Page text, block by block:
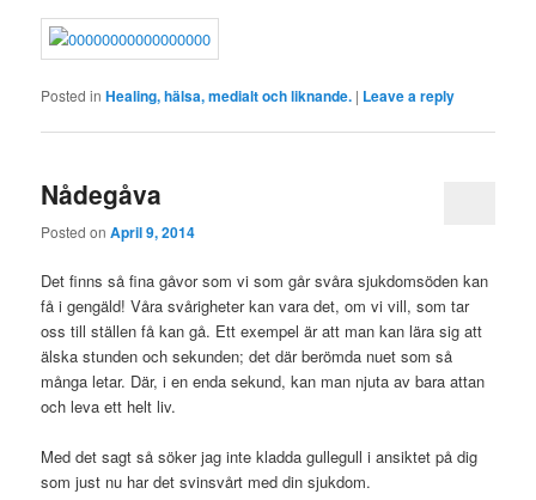
Posted in Healing, hälsa, medialt och liknande. | Leave a reply
Nådegåva
Posted onApril 9, 2014
Det finns så fina gåvor som vi som går svåra sjukdomsöden kan
få i gengäld! Våra svårigheter kan vara det, om vi vill, som tar
oss till ställen få kan gå. Ett exempel är att man kan lära sig att
älska stunden och sekunden; det där berömda nuet som så
många letar. Där, i en enda sekund, kan man njuta av bara attan
och leva ett helt liv.
Med det sagt så söker jag inte kladda gullegull i ansiktet på dig
som just nu har det svinsvårt med din sjukdom.